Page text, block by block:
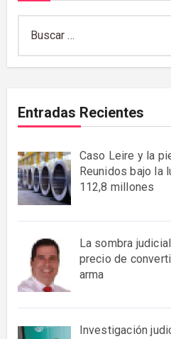
Entradas Recientes
Caso Leire y la
Reunidos bajo la
112,8 millones
La sombra
precio de
arma
Investigación